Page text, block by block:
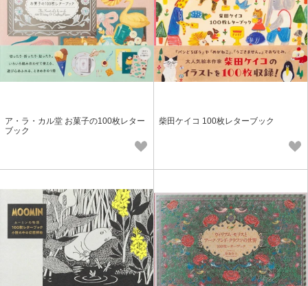
ア・ラ・カル堂 お菓子の100枚レター
ブック
柴田ケイコ 100枚レターブック